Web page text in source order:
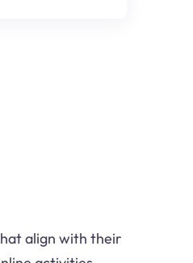
align with their